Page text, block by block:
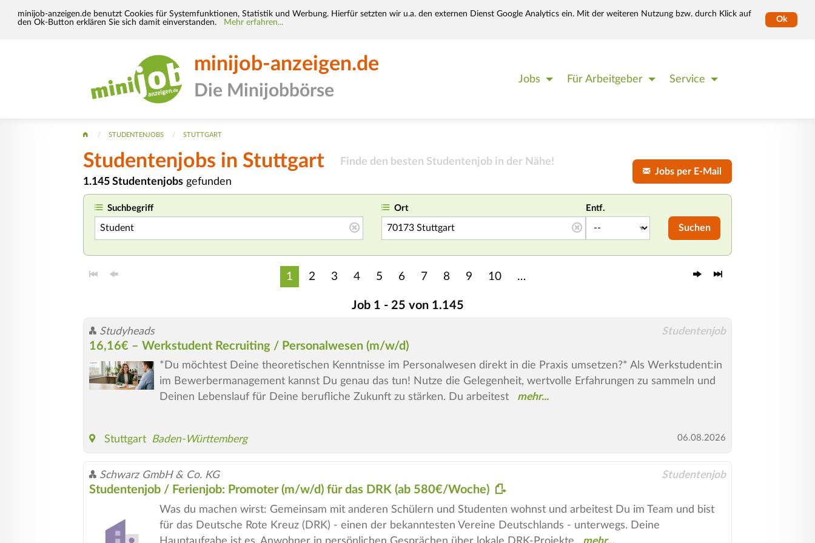
minijob-anzeigen.de benutzt Cookies für Systemfunktionen, Statistik und Werbung. Hierfür setzten wir u.a. den externen Dienst Google Analytics ein. Mit der weiteren Nutzung bzw. durch Klick auf
den Ok-Button erklären Sie sich damit einverstanden.
Mehr erfahren... Ok
minijob-anzeigen.de
Die Minijobbörse
Jobs Für Arbeitgeber Service
STUDENTENJOBS STUTTGART
Studentenjobs in Stuttgart Finde den besten Studentenjob in der Nähe!
1.145 Studentenjobs gefunden
Jobs per E-Mail
Suchbegriff Ort Entf.
Suchen
1 2 3 4 5 6 7 8 9 10
Job 1 - 25 von 1.145
Studyheads Studentenjob
16,16€ – Werkstudent Recruiting / Personalwesen (m/w/d)
*Du möchtest Deine theoretischen Kenntnisse im Personalwesen direkt in die Praxis umsetzen?* Als Werkstudent:in
im Bewerbermanagement kannst Du genau das tun! Nutze die Gelegenheit, wertvolle Erfahrungen zu sammeln und
Deinen Lebenslauf für Deine berufliche Zukunft zu stärken. Du arbeitest
Stuttgart Baden-Württemberg 06.08.2026
Schwarz GmbH & Co. KG Studentenjob
Studentenjob / Ferienjob: Promoter (m/w/d) für das DRK (ab 580€/Woche)
Was du machen wirst: Gemeinsam mit anderen Schülern und Studenten wohnst und arbeitest Du im Team und bist
für das Deutsche Rote Kreuz (DRK) - einen der bekanntesten Vereine Deutschlands - unterwegs. Deine
Hauptaufgabe ist es, Anwohner in persönlichen Gesprächen über lokale DRK-Projekte